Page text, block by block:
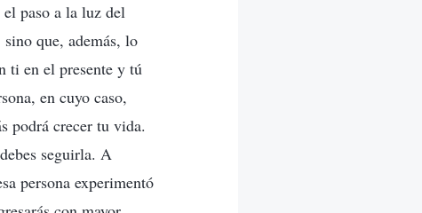
paso a la luz del
que, además, lo
ti en el presente y tú
en cuyo caso,
podrá crecer tu vida.
seguirla. A
persona experimentó